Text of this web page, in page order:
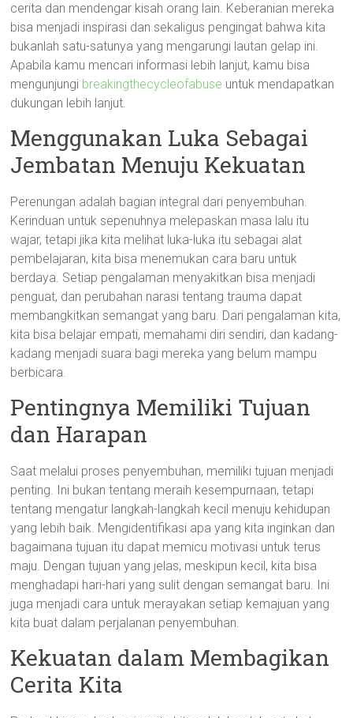
cerita dan mendengar kisah orang lain. Keberanian mereka
bisa menjadi inspirasi dan sekaligus pengingat bahwa kita
bukanlah satu-satunya yang mengarungi lautan gelap ini.
Apabila kamu mencari informasi lebih lanjut, kamu bisa
mengunjungi breakingthecycleofabuse untuk mendapatkan
dukungan lebih lanjut.
Menggunakan Luka Sebagai
Jembatan Menuju Kekuatan
Perenungan adalah bagian integral dari penyembuhan.
Kerinduan untuk sepenuhnya melepaskan masa lalu itu
wajar, tetapi jika kita melihat luka-luka itu sebagai alat
pembelajaran, kita bisa menemukan cara baru untuk
berdaya. Setiap pengalaman menyakitkan bisa menjadi
penguat, dan perubahan narasi tentang trauma dapat
membangkitkan semangat yang baru. Dari pengalaman kita,
kita bisa belajar empati, memahami diri sendiri, dan kadang-
kadang menjadi suara bagi mereka yang belum mampu
berbicara.
Pentingnya Memiliki Tujuan
dan Harapan
Saat melalui proses penyembuhan, memiliki tujuan menjadi
penting. Ini bukan tentang meraih kesempurnaan, tetapi
tentang mengatur langkah-langkah kecil menuju kehidupan
yang lebih baik. Mengidentifikasi apa yang kita inginkan dan
bagaimana tujuan itu dapat memicu motivasi untuk terus
maju. Dengan tujuan yang jelas, meskipun kecil, kita bisa
menghadapi hari-hari yang sulit dengan semangat baru. Ini
juga menjadi cara untuk merayakan setiap kemajuan yang
kita buat dalam perjalanan penyembuhan.
Kekuatan dalam Membagikan
Cerita Kita